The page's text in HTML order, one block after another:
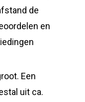
de
en
Een
uit ca.